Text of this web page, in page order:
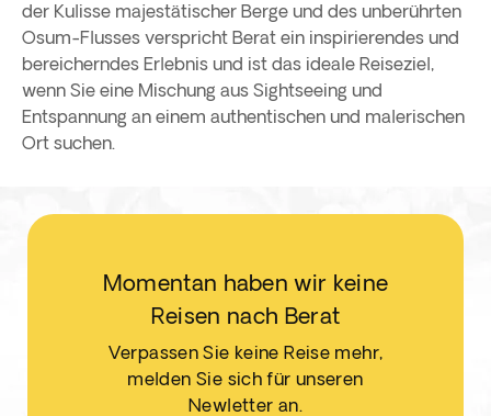
der Kulisse majestätischer Berge und des unberührten
Osum-Flusses verspricht Berat ein inspirierendes und
bereicherndes Erlebnis und ist das ideale Reiseziel,
wenn Sie eine Mischung aus Sightseeing und
Entspannung an einem authentischen und malerischen
Ort suchen.
Momentan haben wir keine
Reisen nach Berat
Verpassen Sie keine Reise mehr,
melden Sie sich für unseren
Newletter an.